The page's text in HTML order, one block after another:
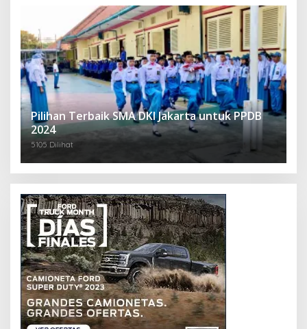
Pilihan Terbaik SMA DKI Jakarta untuk PPDB
2024
5105 Dilihat